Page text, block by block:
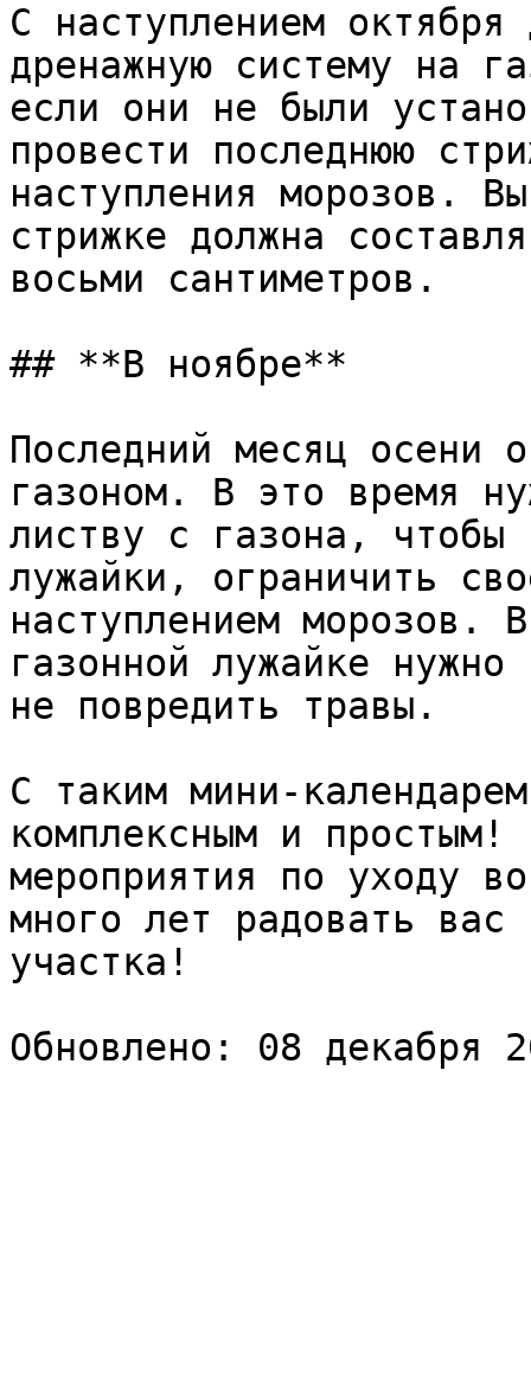
С наступлением октября
дренажную систему на
если они не были
провести последнюю
наступления морозов.
стрижке должна
восьми сантиметров.
## **В ноябре**
Последний месяц осени
газоном. В это время
листву с газона, чтобы
лужайки, ограничить
наступлением морозов.
газонной лужайке
не повредить травы.
С таким мини-
комплексным и простым!
мероприятия по уходу
много лет радовать вас
участка!